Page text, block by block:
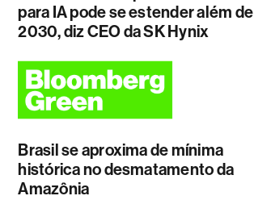
para IA pode se estender além de
2030, diz CEO da SK Hynix
Brasil se aproxima de mínima
histórica no desmatamento da
Amazônia